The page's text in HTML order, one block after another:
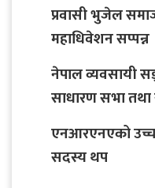
प्रवासी भुजेल
महाधिवेशन सप्पन्न
नेपाल व्यवसायी
साधारण सभा तथा
एनआरएनएको
सदस्य थप